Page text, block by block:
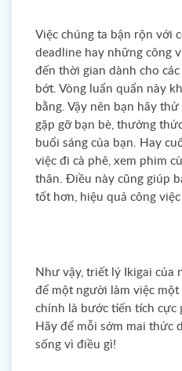
Việc chúng ta bận rộn với
deadline hay những công
đến thời gian dành cho
bớt. Vòng luẩn quẩn này
bằng. Vậy nên bạn hãy
gặp gỡ bạn bè, thưởng
buổi sáng của bạn. Hay
việc đi cà phê, xem phim
thân. Điều này cũng giúp
tốt hơn, hiệu quả công
Như vậy, triết lý Ikigai của
để một người làm việc
chính là bước tiến tích cực
Hãy để mỗi sớm mai thức
sống vì điều gì!